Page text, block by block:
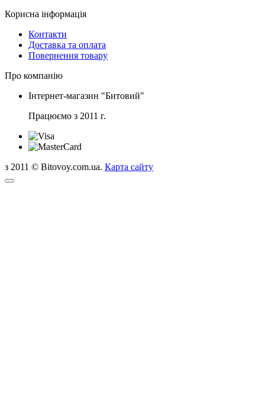
Корисна інформація
Контакти
Доставка та оплата
Повернення товару
Про компанію
Інтернет-магазин "Битовий"
Працюємо з 2011 г.
з 2011 © Bitovoy.com.ua. Карта сайту